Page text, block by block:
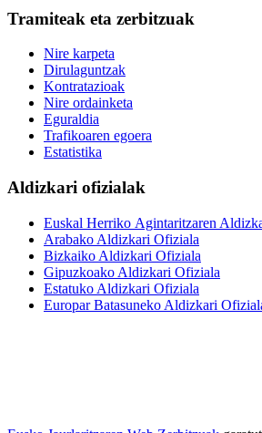
Tramiteak eta zerbitzuak
Nire karpeta
Dirulaguntzak
Kontratazioak
Nire ordainketa
Eguraldia
Trafikoaren egoera
Estatistika
Aldizkari ofizialak
Euskal Herriko Agintaritzaren
Arabako Aldizkari Ofiziala
Bizkaiko Aldizkari Ofiziala
Gipuzkoako Aldizkari Ofiziala
Estatuko Aldizkari Ofiziala
Europar Batasuneko Aldizkari